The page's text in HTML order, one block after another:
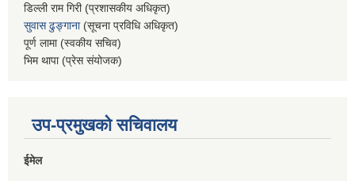
डिल्ली राम गिरी (प्रशासकीय अधिकृत)
सुवास ढुङ्गाना(सूचना प्रविधि अधिकृत)
पूर्ण लामा (स्वकीय सचिव)
भिम थापा (प्रेस संयोजक)
उप-प्रमुखको सचिवालय
ईमेल